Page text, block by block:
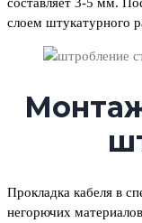
слоем штукатурного
Прокладка кабеля в
негорючих